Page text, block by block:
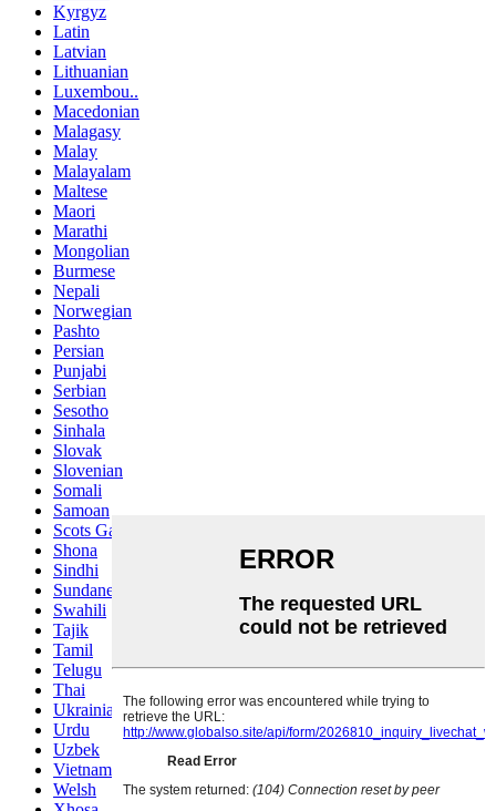
Kyrgyz
Latin
Latvian
Lithuanian
Luxembou..
Macedonian
Malagasy
Malay
Malayalam
Maltese
Maori
Marathi
Mongolian
Burmese
Nepali
Norwegian
Pashto
Persian
Punjabi
Serbian
Sesotho
Sinhala
Slovak
Slovenian
Somali
Samoan
Scots Gaelic
Shona
Sindhi
Sundanese
Swahili
Tajik
Tamil
Telugu
Thai
Ukrainian
Urdu
Uzbek
Vietnamese
Welsh